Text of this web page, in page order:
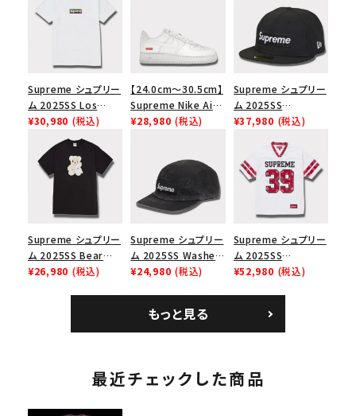
Supreme シュプリー
ム 2025SS Los
Angeles Fire Relief
Box Logo Tee ファ
イヤーリリーフボック
スロゴTシャツ ホワ
イト 白
¥30,980 (税込)
【24.0cm～30.5cm】
Supreme Nike Air
Force 1 Low シュプ
ューズ ホワイト
¥28,980 (税込)
Supreme シュプリー
ム 2025SS
Championship Box
チャンピオンシップボ
ックスロゴニューエラ
キャップ ブラック 黒
¥37,980 (税込)
Supreme シュプリー
ム 2025SS Bear
Tee ベア Tシャツ ブ
¥26,980 (税込)
Supreme シュプリー
ム 2025SS Washed
Chino Twill Camp
ブラック 黒
¥24,980 (税込)
Supreme シュプリー
ム 2025SS
Bandana Football
¥52,980 (税込)
もっと見る
最近チェックした商品